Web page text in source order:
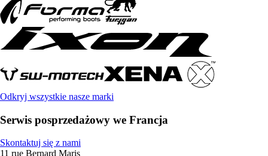
Odkryj wszystkie nasze marki
Serwis posprzedażowy we Francja
Skontaktuj się z nami
11 rue Bernard Maris